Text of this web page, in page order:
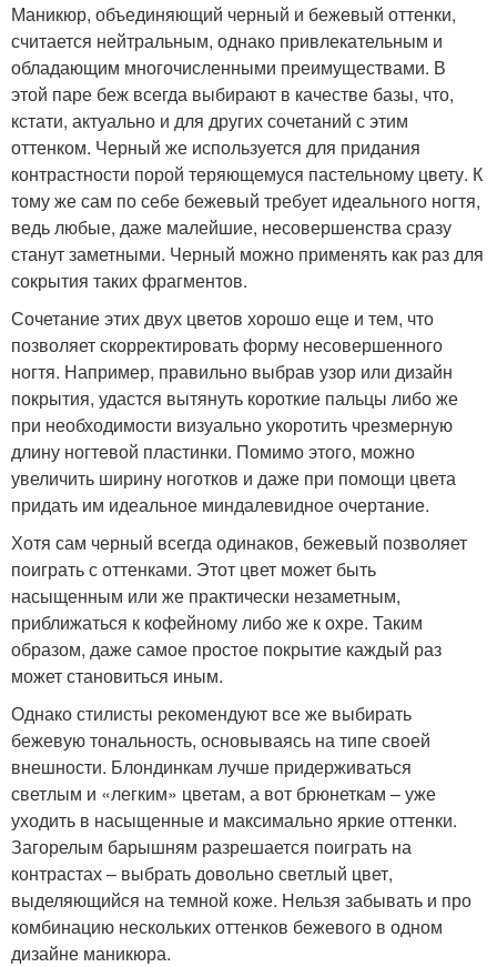
Маникюр, объединяющий черный и бежевый оттенки,
считается нейтральным, однако привлекательным и
обладающим многочисленными преимуществами. В
этой паре беж всегда выбирают в качестве базы, что,
кстати, актуально и для других сочетаний с этим
оттенком. Черный же используется для придания
контрастности порой теряющемуся пастельному цвету. К
тому же сам по себе бежевый требует идеального ногтя,
ведь любые, даже малейшие, несовершенства сразу
станут заметными. Черный можно применять как раз для
сокрытия таких фрагментов.
Сочетание этих двух цветов хорошо еще и тем, что
позволяет скорректировать форму несовершенного
ногтя. Например, правильно выбрав узор или дизайн
покрытия, удастся вытянуть короткие пальцы либо же
при необходимости визуально укоротить чрезмерную
длину ногтевой пластинки. Помимо этого, можно
увеличить ширину ноготков и даже при помощи цвета
придать им идеальное миндалевидное очертание.
Хотя сам черный всегда одинаков, бежевый позволяет
поиграть с оттенками. Этот цвет может быть
насыщенным или же практически незаметным,
приближаться к кофейному либо же к охре. Таким
образом, даже самое простое покрытие каждый раз
может становиться иным.
Однако стилисты рекомендуют все же выбирать
бежевую тональность, основываясь на типе своей
внешности. Блондинкам лучше придерживаться
светлым и «легким» цветам, а вот брюнеткам – уже
уходить в насыщенные и максимально яркие оттенки.
Загорелым барышням разрешается поиграть на
контрастах – выбрать довольно светлый цвет,
выделяющийся на темной коже. Нельзя забывать и про
комбинацию нескольких оттенков бежевого в одном
дизайне маникюра.